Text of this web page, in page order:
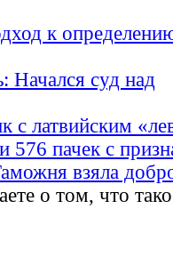
к
Начался суд над
с латвийским
576 пачек с
взяла
о том, что